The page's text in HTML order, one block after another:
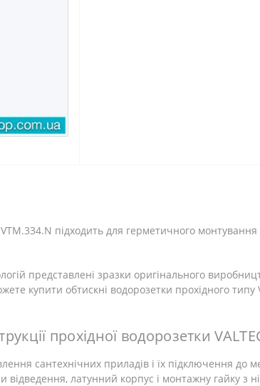
підходить для герметичного
представлені зразки оригінального
купити обтискні водорозетки прохідного
прохідної водорозетки
сантехнічних приладів і їх підключення до
відведення, латунний корпус і монтажну гайку з